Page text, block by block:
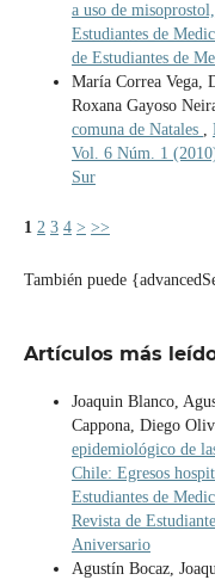
a uso de
Estudiantes de
de Estudiantes de
María Correa Vega,
Roxana Gayoso
comuna de Natales ,
Vol. 6 Núm. 1
Sur
1 2 3 4 > >>
También puede
Artículos más
Joaquin Blanco,
Cappona, Diego
epidemiológico de
Chile: Egresos
Estudiantes de
Revista de
Aniversario
Agustín Bocaz,